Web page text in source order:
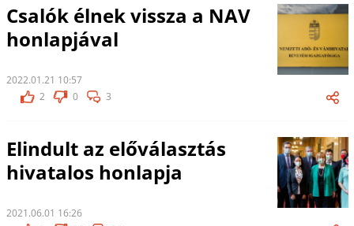
Csalók élnek vissza a NAV
honlapjával
2022.01.21 10:57
2
0 3
Elindult az előválasztás
hivatalos honlapja
2021.06.01 16:26